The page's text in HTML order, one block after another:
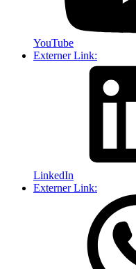
YouTube
Externer Link:
LinkedIn
Externer Link: